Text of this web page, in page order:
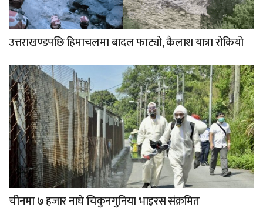
उत्तराखण्डपछि हिमाचलमा बादल फाट्यो, कैलाश यात्रा रोकियो
चीनमा ७ हजार नाघे चिकुनगुनिया भाइरस संक्रमित